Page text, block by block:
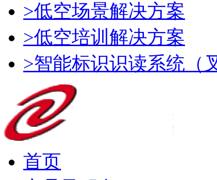
>低空场景解决方案
>低空培训解决方案
>智能标识识读系统（
首页